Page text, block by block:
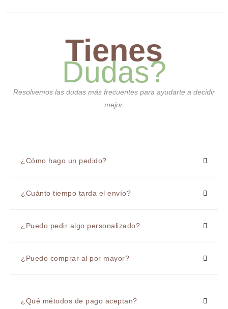
Tienes
Dudas?
Resolvemos las dudas más frecuentes para ayudarte a decidir
mejor.
¿Cómo hago un pedido?
¿Cuánto tiempo tarda el envío?
¿Puedo pedir algo personalizado?
¿Puedo comprar al por mayor?
¿Qué métodos de pago aceptan?